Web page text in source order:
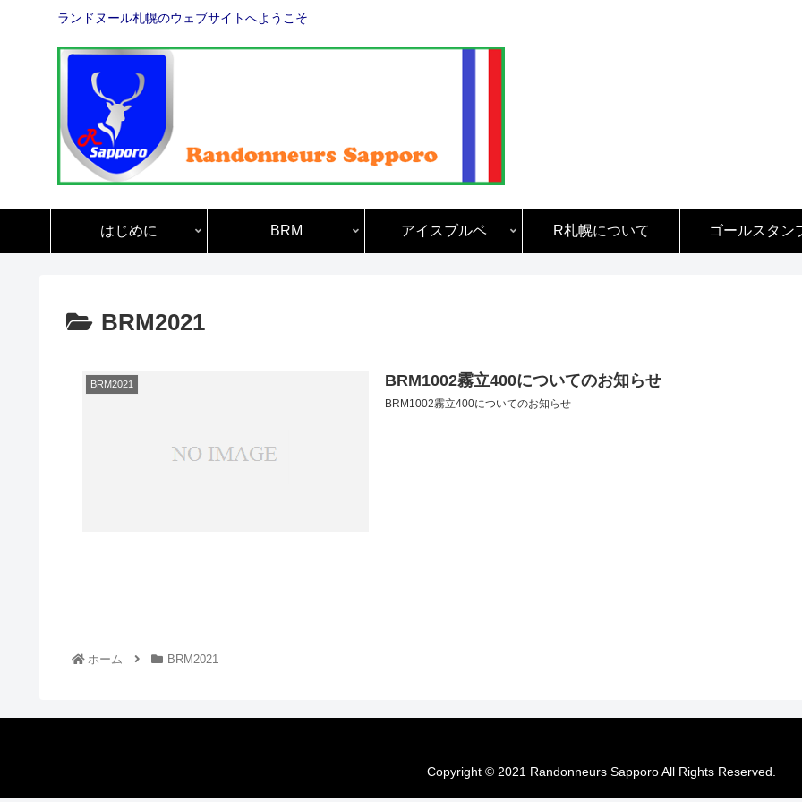
ランドヌール札幌のウェブサイトへようこそ
はじめに BRM アイスブルベ R札幌について ゴールスタン
BRM2021
BRM2021 BRM1002霧立400についてのお知らせ
BRM1002霧立400についてのお知らせ
ホーム BRM2021
Copyright © 2021 Randonneurs Sapporo All Rights Reserved.